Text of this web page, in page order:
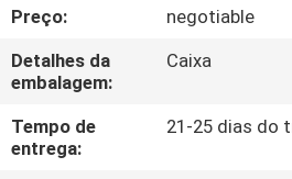
CONTROLE
DE
QUALIDADE
CONTACTE-
Preço:
negotiable
Detalhes da
embalagem:
Caixa
Tempo de
entrega:
21-25 dias do